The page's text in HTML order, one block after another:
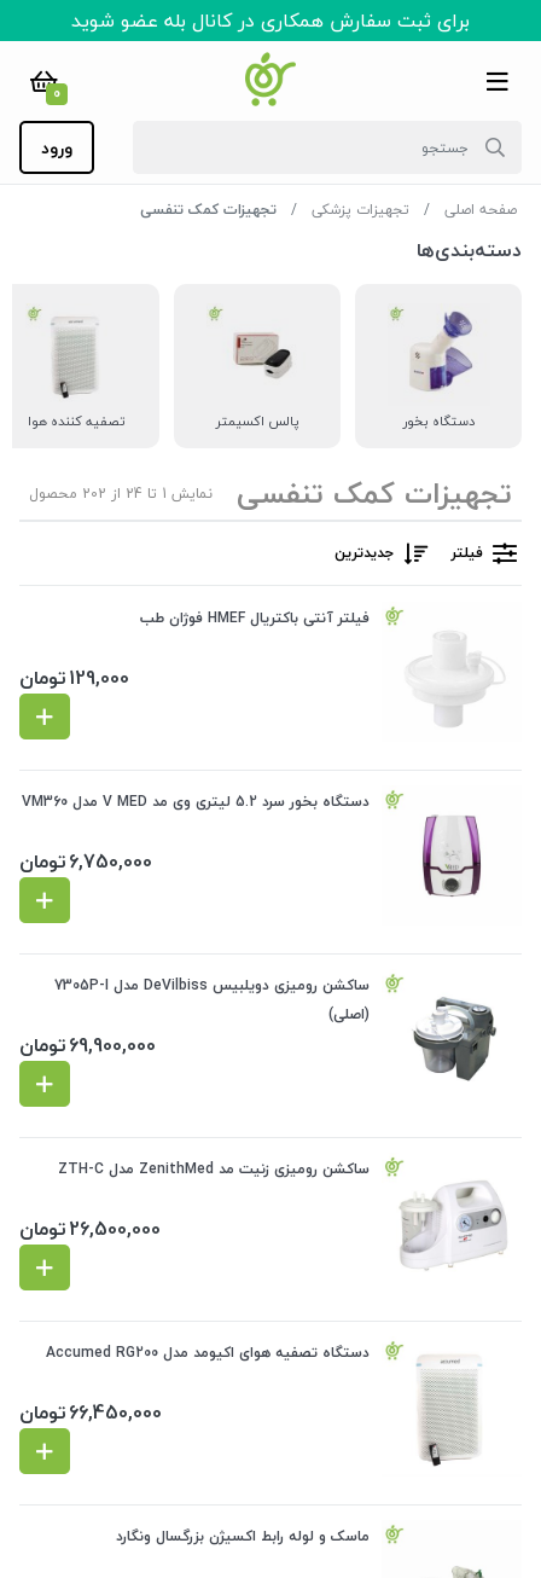
برای ثبت سفارش همکاری در کانال بله عضو شوید
0
ورود
صفحه اصلی تجهیزات پزشکی تجهیزات کمک تنفسی
دسته‌بندی‌ها
دستگاه بخور پالس اکسیمتر تصفیه کننده هوا
تجهیزات کمک تنفسی نمایش 1 تا 24 از 202 محصول
فیلتر جدیدترین
فیلتر آنتی باکتریال HMEF فوژان طب
129,000تومان
دستگاه بخور سرد 5.2 لیتری وی مد V MED مدل VM360
6,750,000تومان
ساکشن رومیزی دویلبیس DeVilbiss مدل 7305P-I
(اصلی)
69,900,000تومان
ساکشن رومیزی زنیت مد ZenithMed مدل ZTH-C
26,500,000تومان
دستگاه تصفیه هوای اکیومد مدل Accumed RG200
66,450,000تومان
ماسک و لوله رابط اکسیژن بزرگسال ونگارد